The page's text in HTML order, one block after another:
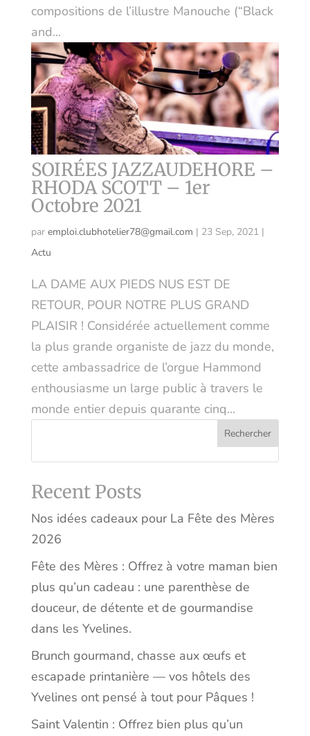
compositions de l’illustre Manouche (“Black
and...
SOIRÉES JAZZAUDEHORE –
RHODA SCOTT – 1er
Octobre 2021
par emploi.clubhotelier78@gmail.com | 23 Sep, 2021 |
Actu
LA DAME AUX PIEDS NUS EST DE
RETOUR, POUR NOTRE PLUS GRAND
PLAISIR ! Considérée actuellement comme
la plus grande organiste de jazz du monde,
cette ambassadrice de l’orgue Hammond
enthousiasme un large public à travers le
monde entier depuis quarante cinq...
Rechercher
Recent Posts
Nos idées cadeaux pour La Fête des Mères
2026
Fête des Mères : Offrez à votre maman bien
plus qu’un cadeau : une parenthèse de
douceur, de détente et de gourmandise
dans les Yvelines.
Brunch gourmand, chasse aux œufs et
escapade printanière — vos hôtels des
Yvelines ont pensé à tout pour Pâques !
Saint Valentin : Offrez bien plus qu’un